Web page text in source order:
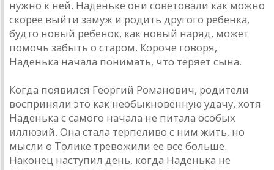
нужно к ней. Наденьке они советовали как можно
скорее выйти замуж и родить другого ребенка,
будто новый ребенок, как новый наряд, может
помочь забыть о старом. Короче говоря,
Наденька начала понимать, что теряет сына.
Когда появился Георгий Романович, родители
восприняли это как необыкновенную удачу, хотя
Наденька с самого начала не питала особых
иллюзий. Она стала терпеливо с ним жить, но
мысли о Толике тревожили ее все больше.
Наконец наступил день, когда Наденька не